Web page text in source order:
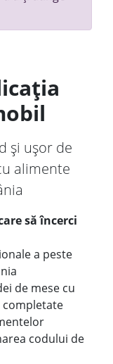
și ușor de
alimente
să încerci
a peste
de mese cu
codului de